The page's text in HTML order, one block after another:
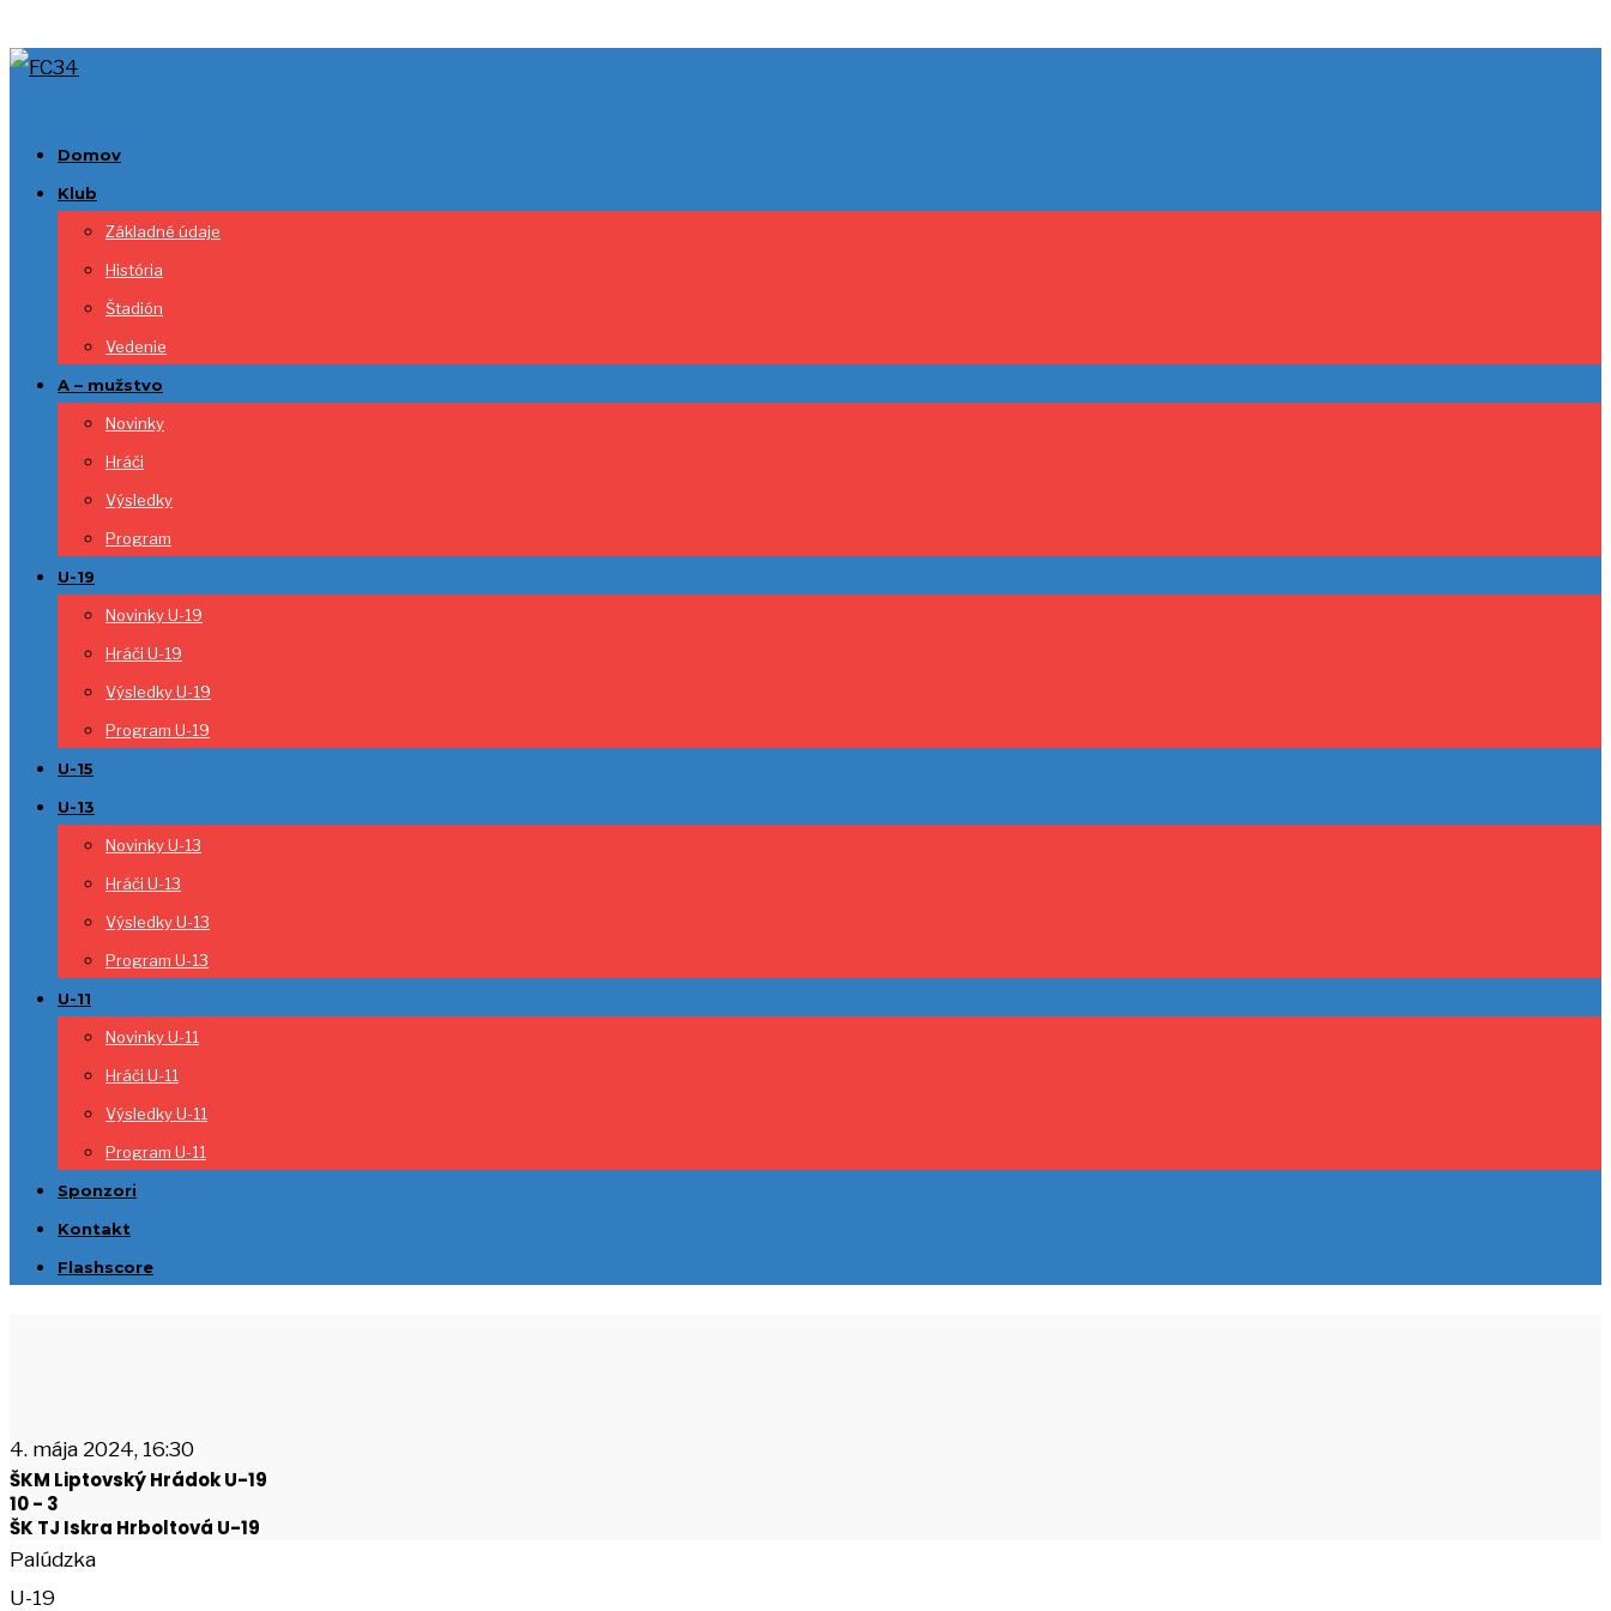
Domov
Klub
Základné údaje
História
Štadión
Vedenie
A – mužstvo
Novinky
Hráči
Výsledky
Program
U-19
Novinky U-19
Hráči U-19
Výsledky U-19
Program U-19
U-15
U-13
Novinky U-13
Hráči U-13
Výsledky U-13
Program U-13
U-11
Novinky U-11
Hráči U-11
Výsledky U-11
Program U-11
Sponzori
Kontakt
Flashscore
4. mája 2024, 16:30
ŠKM Liptovský Hrádok U-19
10- 3
ŠK TJ Iskra Hrboltová U-19
Palúdzka
U-19